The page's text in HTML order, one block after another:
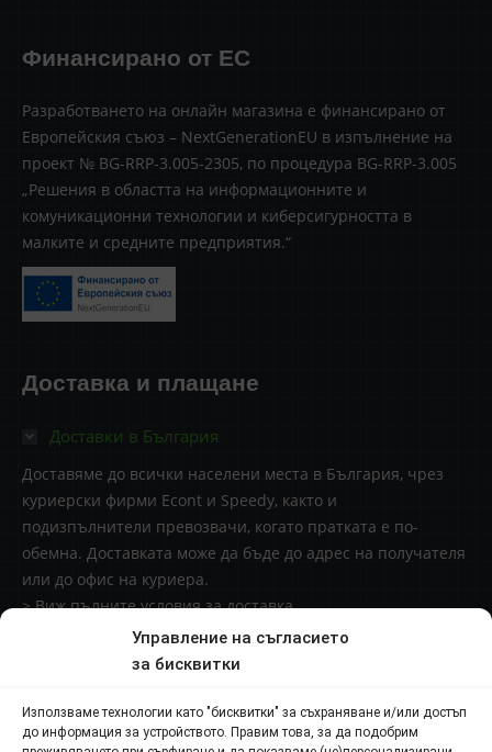
Управление на съгласието
за бисквитки
Използваме технологии като "бисквитки" за съхраняване и/или достъп
до информация за устройството. Правим това, за да подобрим
Финансирано от ЕС
Разработването на онлайн магазина е финансирано от
Европейския съюз – NextGenerationEU в изпълнение на
проект № BG-RRP-3.005-2305, по процедура BG-RRP-3.005
„Решения в областта на информационните и
комуникационни технологии и киберсигурността в
малките и средните предприятия.“
Доставка и плащане
Доставки в България
Доставяме до всички населени места в България, чрез
куриерски фирми Econt и Speedy, както и
подизпълнители превозвачи, когато пратката е по-
обемна. Доставката може да бъде до адрес на получателя
или до офис на куриера.
> Виж пълните условия за доставка
Доставки извън България